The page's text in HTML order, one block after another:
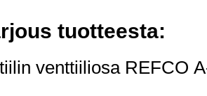
tuotteesta:
venttiiliosa REFCO